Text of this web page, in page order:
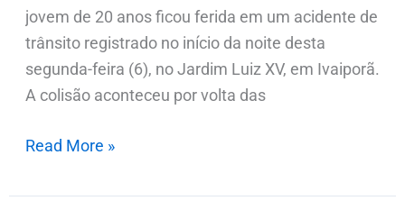
jovem de 20 anos ficou ferida em um acidente de
trânsito registrado no início da noite desta
segunda-feira (6), no Jardim Luiz XV, em Ivaiporã.
A colisão aconteceu por volta das
Read More »